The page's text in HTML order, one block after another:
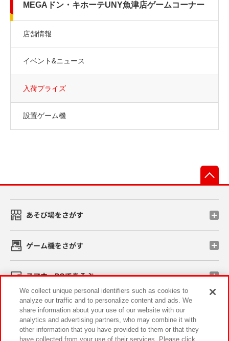
MEGAドン・キホーテUNY魚津店ゲームコーナー
店舗情報
イベント&ニュース
入荷プライズ
設置ゲーム機
あそび場をさがす
ゲーム機をさがす
スマホ・PCであそぶ
イベント・キャンペーン
We collect unique personal identifiers such as cookies to
analyze our traffic and to personalize content and ads. We
share information about your use of our website with our
analytics and advertising partners, who may combine it with
other information that you have provided to them or that they
have collected from your use of their services. Please click